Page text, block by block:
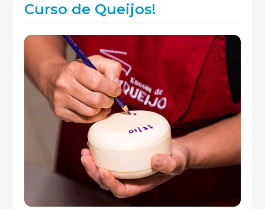
Curso de Queijos!